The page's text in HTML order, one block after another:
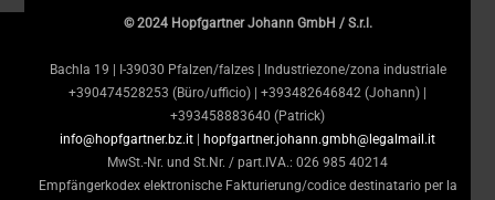
© 2024 Hopfgartner Johann GmbH / S.r.l.
Bachla 19 | I-39030 Pfalzen/falzes | Industriezone/zona industriale
+390474528253 (Büro/ufficio) | +393482646842 (Johann) |
+393458883640 (Patrick)
info@hopfgartner.bz.it | hopfgartner.johann.gmbh@legalmail.it
MwSt.-Nr. und St.Nr. / part.IVA.: 026 985 40214
Empfängerkodex elektronische Fakturierung/codice destinatario per la